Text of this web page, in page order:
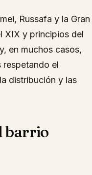
Russafa y la Gran
XIX y principios del
en muchos casos,
respetando el
distribución y las
barrio